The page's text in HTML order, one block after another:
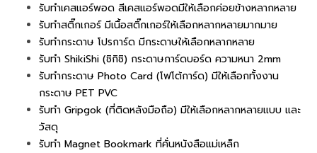
รับทำเคสแอร์พอด สีเคสแอร์พอดมีให้เลือกค่อยข้างหลากหลาย
รับทำสติ๊กเกอร์ มีเนื้อสติ๊กเกอร์ให้เลือกหลากหลายมากมาย
รับทำกระดาษ โปรการ์ด มีกระดาษให้เลือกหลากหลาย
รับทำ ShikiShi (ชิกิชิ) กระดาษการ์ดบอร์ด ความหนา 2mm
รับทำกระดาษ Photo Card (โฟโต้การ์ด) มีให้เลือกทั้งงาน
กระดาษ PET PVC
รับทำ Gripgok (ที่ติดหลังมือถือ) มีให้เลือกหลากหลายแบบ และ
วัสดุ
รับทำ Magnet Bookmark ที่คั่นหนังสือแม่เหล็ก